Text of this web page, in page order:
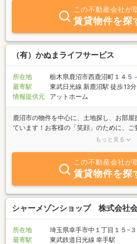
の喜ばれる顔が見たくて、明るく元気なス
伝いさせていただきます！お住まい探しの
相談など、ひとつひとつ一緒に解決してい
淹れるおしゃれなラテアートととびっき
ております。
この不動産会社が
賃貸物件を探
（有）かぬまライフサービス
所在地
栃木県鹿沼市西鹿沼町１４５
最寄駅
東武日光線 新鹿沼駅 徒歩13分
情報提供元
アットホーム
鹿沼市の物件を中心に、土地探し、お部屋
ています！お客様の「笑顔」のために、ご
で全力でサポート！当社では、昼間来られ
の相続でお悩みの方、行政書士や遺品整理
る有限会社かぬまライフサービスが、ワン
タルサポートでお手伝いさせていただきま
となら、まずは有限会社かぬまライフサー
もっと見る
この不動産会社が
賃貸物件を探
シャーメゾンショップ 株式会社
所在地
埼玉県幸手市中１丁目１５−３
最寄駅
東武鉄道日光線 幸手駅